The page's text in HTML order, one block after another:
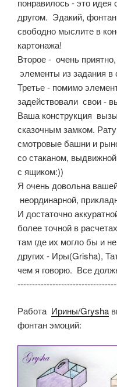
другом. Эдакий,
свободно мыслите в
картонажа!
Второе - очень
элементы из задания в
Третье - помимо
задействовали свои -
Ваша конструкция
сказочным замком.
смотровые башни и
со стаканом,
с ящиком:))
Я очень довольна
неординарной,
И достаточно
более точной в
там где их могло бы и
других - Иры(Grisha),
чем я говорю. Все
Работа Ирины/Grysha
фонтан эмоций: